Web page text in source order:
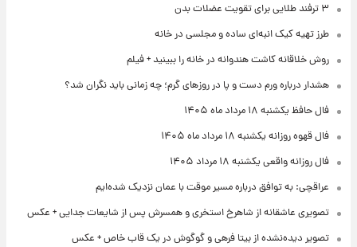
۳ ترفند طلایی برای تقویت عضلات بدن
طرز تهیه کیک انبه‌ای ساده و مجلسی در خانه
روش خلاقانه کاشت هندوانه در خانه را ببینید + فیلم
هشدار درباره ورم دست و پا در روزهای گرم؛ چه زمانی باید نگران شد؟
فال حافظ یکشنبه ۱۸ مرداد ماه ۱۴۰۵
فال قهوه روزانه یکشنبه ۱۸ مرداد ماه ۱۴۰۵
فال روزانه واقعی یکشنبه ۱۸ مرداد ۱۴۰۵
عراقچی: به توافق درباره مسیر موقت با عمان نزدیک شده‌ایم
تصویری عاشقانه از شاهرخ استخری و همسرش پس از شایعات جدایی + عکس
تصویر دیده‌نشده از بیتا فرهی و گوگوش در یک قاب خاص + عکس